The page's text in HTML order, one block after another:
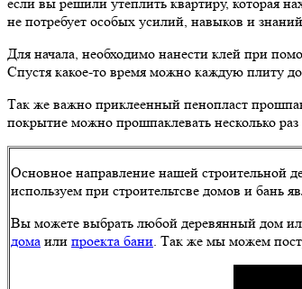
не потребует особых усилий, навыков и
Для начала, необходимо нанести клей при
Спустя какое-то время можно каждую плиту
Так же важно приклеенный пенопласт
покрытие можно прошпаклевать несколько раз
Основное направление нашей строительной
используем при строительтсве домов и бань
Вы можете выбрать любой деревянный дом
дома или проекта бани. Так же мы можем